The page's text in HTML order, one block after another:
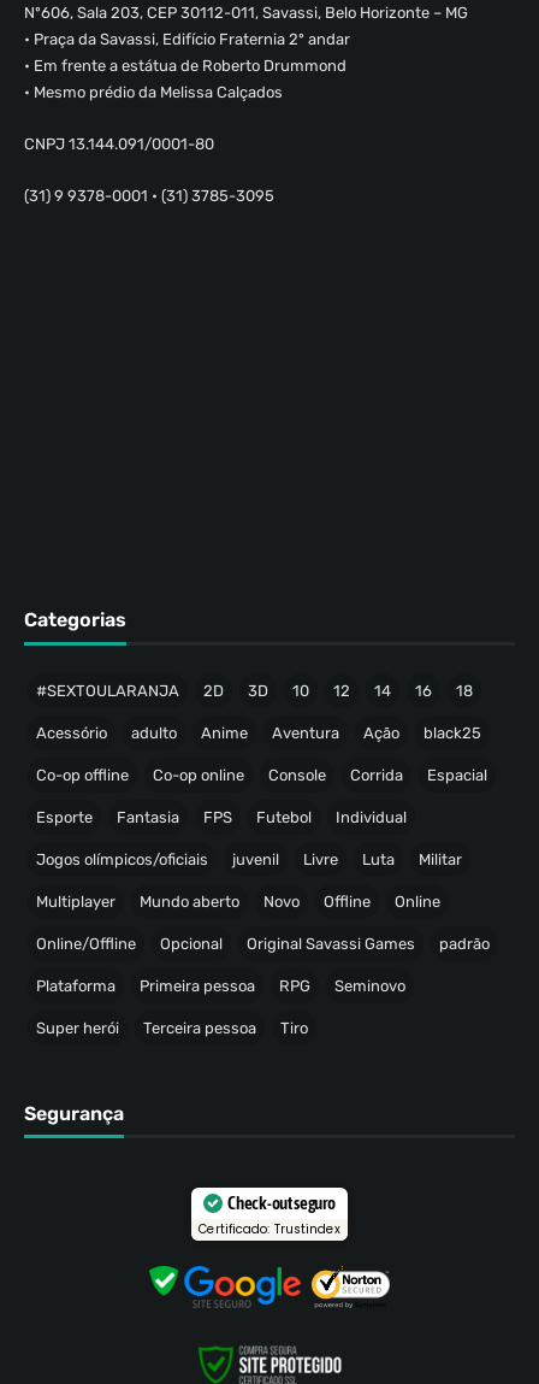
Nº606, Sala 203, CEP 30112-011, Savassi, Belo Horizonte – MG
• Praça da Savassi, Edifício Fraternia 2º andar
• Em frente a estátua de Roberto Drummond
• Mesmo prédio da Melissa Calçados
CNPJ 13.144.091/0001-80
(31) 9 9378-0001 • (31) 3785-3095
Categorias
#SEXTOULARANJA 2D 3D 10 12 14 16 18
Acessório adulto Anime Aventura Ação black25
Co-op offline Co-op online Console Corrida Espacial
Esporte Fantasia FPS Futebol Individual
Jogos olímpicos/oficiais juvenil Livre Luta Militar
Multiplayer Mundo aberto Novo Offline Online
Online/Offline Opcional Original Savassi Games padrão
Plataforma Primeira pessoa RPG Seminovo
Super herói Terceira pessoa Tiro
Segurança
Check-out seguro
Certificado: Trustindex